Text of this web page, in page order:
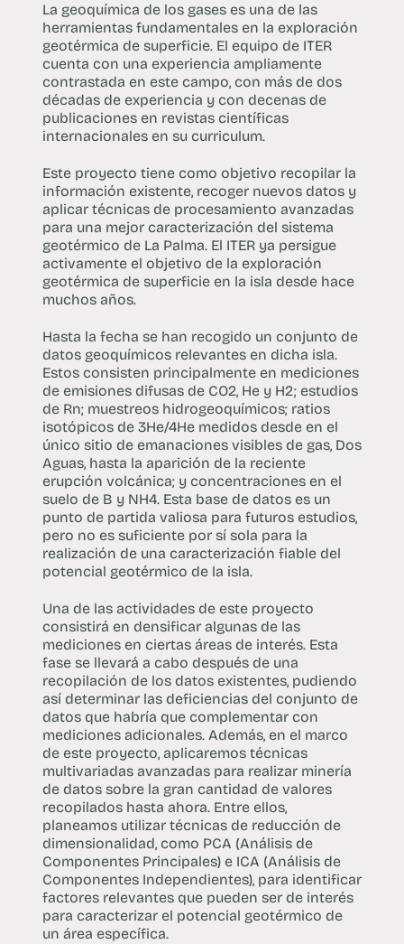
La geoquímica de los gases es una de las
herramientas fundamentales en la exploración
geotérmica de superficie. El equipo de ITER
cuenta con una experiencia ampliamente
contrastada en este campo, con más de dos
décadas de experiencia y con decenas de
publicaciones en revistas científicas
internacionales en su curriculum.
Este proyecto tiene como objetivo recopilar la
información existente, recoger nuevos datos y
aplicar técnicas de procesamiento avanzadas
para una mejor caracterización del sistema
geotérmico de La Palma. El ITER ya persigue
activamente el objetivo de la exploración
geotérmica de superficie en la isla desde hace
muchos años.
Hasta la fecha se han recogido un conjunto de
datos geoquímicos relevantes en dicha isla.
Estos consisten principalmente en mediciones
de emisiones difusas de CO2, He y H2; estudios
de Rn; muestreos hidrogeoquímicos; ratios
isotópicos de 3He/4He medidos desde en el
único sitio de emanaciones visibles de gas, Dos
Aguas, hasta la aparición de la reciente
erupción volcánica; y concentraciones en el
suelo de B y NH4. Esta base de datos es un
punto de partida valiosa para futuros estudios,
pero no es suficiente por sí sola para la
realización de una caracterización fiable del
potencial geotérmico de la isla.
Una de las actividades de este proyecto
consistirá en densificar algunas de las
mediciones en ciertas áreas de interés. Esta
fase se llevará a cabo después de una
recopilación de los datos existentes, pudiendo
así determinar las deficiencias del conjunto de
datos que habría que complementar con
mediciones adicionales. Además, en el marco
de este proyecto, aplicaremos técnicas
multivariadas avanzadas para realizar minería
de datos sobre la gran cantidad de valores
recopilados hasta ahora. Entre ellos,
planeamos utilizar técnicas de reducción de
dimensionalidad, como PCA (Análisis de
Componentes Principales) e ICA (Análisis de
Componentes Independientes), para identificar
factores relevantes que pueden ser de interés
para caracterizar el potencial geotérmico de
un área específica.